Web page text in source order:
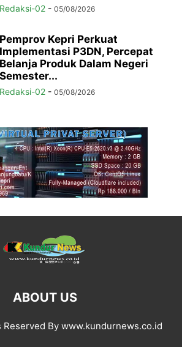
Redaksi-02 - 05/08/2026
Pemprov Kepri Perkuat
Implementasi P3DN, Percepat
Belanja Produk Dalam Negeri
Semester...
Redaksi-02 - 05/08/2026
ABOUT US
By www.kundurnews.co.id